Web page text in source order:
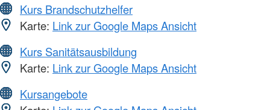
Kurs Brandschutzhelfer
Karte: Link zur Google Maps Ansicht
Kurs Sanitätsausbildung
Karte: Link zur Google Maps Ansicht
Kursangebote